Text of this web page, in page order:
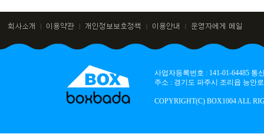
사업자등록번호 : 141-01-64485
주소 : 경기도 파주시 조리읍 능안
COPYRIGHT(C) BOX1004 ALL